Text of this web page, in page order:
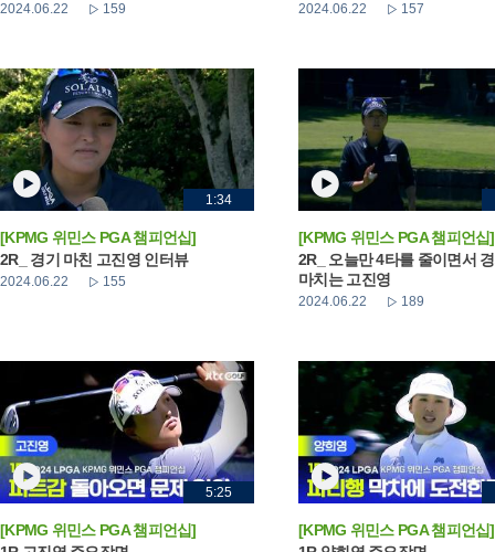
2024.06.22 159 2024.06.22 157
1:34
[KPMG 위민스 PGA 챔피언십]
2R_ 경기 마친 고진영 인터뷰
2024.06.22 155
[KPMG 위민스 PGA 챔피언십]
2R_ 오늘만 4타를 줄이면서
마치는 고진영
2024.06.22 189
5:25
[KPMG 위민스 PGA 챔피언십]
[KPMG 위민스 PGA 챔피언십]